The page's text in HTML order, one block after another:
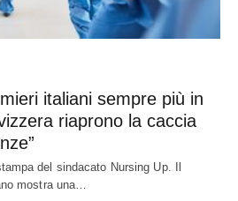
italiani sempre più in
riaprono la caccia
del sindacato Nursing Up. Il
mostra una…